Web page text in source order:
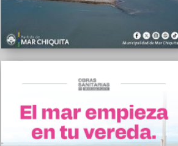
de Sara Facio
“La salud es el peor negocio que puede haber”
11/07/2008 22:05
Federación Agraria
11/07/2008 11:52
“Nuestro espacio cree en la concertación como